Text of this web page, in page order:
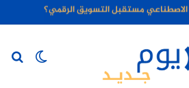
الاصطناعي مستقبل التسويق الرقمي؟
الوضع